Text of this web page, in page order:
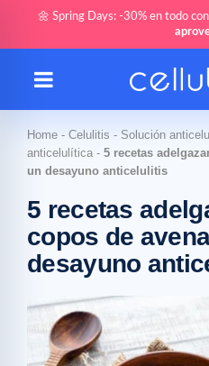
🌼 Spring Days: -30% en todo
Home - Celulitis - Solución
anticelulítica - 5 recetas
un desayuno anticelulitis
5 recetas
copos de
desayuno